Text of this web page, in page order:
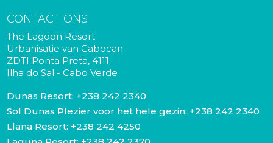
CONTACT ONS
The Lagoon Resort
Urbanisatie van Cabocan
ZDTI Ponta Preta, 4111
Ilha do Sal - Cabo Verde
Dunas Resort: +238 242 2340
Sol Dunas Plezier voor het hele gezin: +238 242 2340
Llana Resort: +238 242 4250